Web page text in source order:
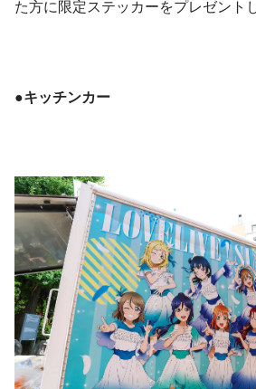
た方に限定ステッカーをプレゼント
●キッチンカー